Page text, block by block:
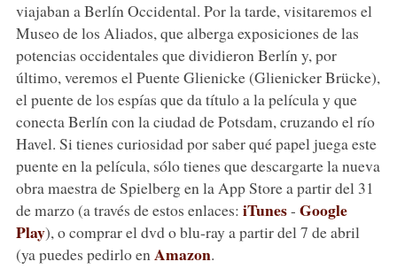
viajaban a Berlín Occidental. Por la tarde, visitaremos el
Museo de los Aliados, que alberga exposiciones de las
potencias occidentales que dividieron Berlín y, por
último, veremos el Puente Glienicke (Glienicker Brücke),
el puente de los espías que da título a la película y que
conecta Berlín con la ciudad de Potsdam, cruzando el río
Havel. Si tienes curiosidad por saber qué papel juega este
puente en la película, sólo tienes que descargarte la nueva
obra maestra de Spielberg en la App Store a partir del 31
de marzo (a través de estos enlaces: iTunes- Google
Play), o comprar el dvd o blu-ray a partir del 7 de abril
(ya puedes pedirlo en Amazon.